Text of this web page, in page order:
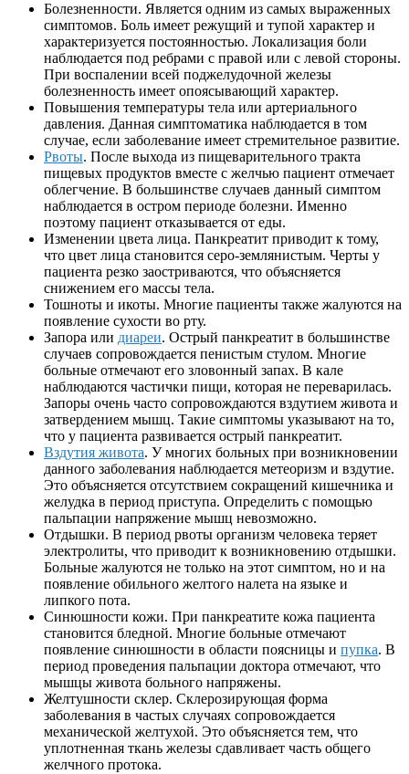
Болезненности. Является одним из самых выраженных
симптомов. Боль имеет режущий и тупой характер и
характеризуется постоянностью. Локализация боли
наблюдается под ребрами с правой или с левой стороны.
При воспалении всей поджелудочной железы
болезненность имеет опоясывающий характер.
Повышения температуры тела или артериального
давления. Данная симптоматика наблюдается в том
случае, если заболевание имеет стремительное развитие.
Рвоты. После выхода из пищеварительного тракта
пищевых продуктов вместе с желчью пациент отмечает
облегчение. В большинстве случаев данный симптом
наблюдается в остром периоде болезни. Именно
поэтому пациент отказывается от еды.
Изменении цвета лица. Панкреатит приводит к тому,
что цвет лица становится серо-землянистым. Черты у
пациента резко заостриваются, что объясняется
снижением его массы тела.
Тошноты и икоты. Многие пациенты также жалуются на
появление сухости во рту.
Запора или диареи. Острый панкреатит в большинстве
случаев сопровождается пенистым стулом. Многие
больные отмечают его зловонный запах. В кале
наблюдаются частички пищи, которая не переварилась.
Запоры очень часто сопровождаются вздутием живота и
затвердением мышц. Такие симптомы указывают на то,
что у пациента развивается острый панкреатит.
Вздутия живота. У многих больных при возникновении
данного заболевания наблюдается метеоризм и вздутие.
Это объясняется отсутствием сокращений кишечника и
желудка в период приступа. Определить с помощью
пальпации напряжение мышц невозможно.
Отдышки. В период рвоты организм человека теряет
электролиты, что приводит к возникновению отдышки.
Больные жалуются не только на этот симптом, но и на
появление обильного желтого налета на языке и
липкого пота.
Синюшности кожи. При панкреатите кожа пациента
становится бледной. Многие больные отмечают
появление синюшности в области поясницы и пупка. В
период проведения пальпации доктора отмечают, что
мышцы живота больного напряжены.
Желтушности склер. Склерозирующая форма
заболевания в частых случаях сопровождается
механической желтухой. Это объясняется тем, что
уплотненная ткань железы сдавливает часть общего
желчного протока.